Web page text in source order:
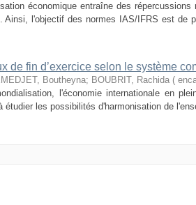
économique entraîne des
Ainsi, l'objectif des normes IAS/IFRS est de
de fin d’exercice selon le système
Boutheyna; BOUBRIT, Rachida (
l'économie internationale en
étudier les possibilités d'harmonisation de